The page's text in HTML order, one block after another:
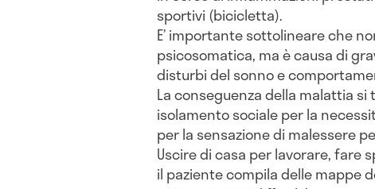
sportivi (bicicletta).
E’ importante sottolineare che
psicosomatica, ma è causa di
disturbi del sonno e
La conseguenza della malattia
isolamento sociale per la
per la sensazione di malessere
Uscire di casa per lavorare, fare
il paziente compila delle mappe